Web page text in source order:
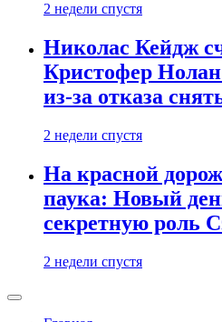
2 недели спустя
Николас Кейдж
Кристофер Нолан
из-за отказа
2 недели спустя
На красной
паука: Новый
секретную роль
2 недели спустя